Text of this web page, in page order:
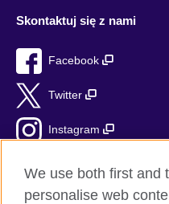
Skontaktuj się z nami
Facebook
Twitter
Instagram
We use both first and
personalise web